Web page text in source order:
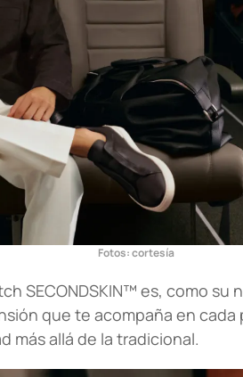
Fotos: cortesía
SECONDSKIN™ es, como su
que te acompaña en cada
más allá de la tradicional.